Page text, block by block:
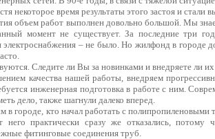
некоторое время результаты этого застоя и стали
объем работ выполнен довольно большой. Мы
момент не существует. За последние три
электроснабжения – не было. Но жилфонд в городе
Следите ли Вы за новинками и внедряете ли
качества нашей работы, внедряем
инженерная подготовка в работе с ним.
дело, также шагнули далеко вперед.
городе, кто начал работать с полипропиленовыми
него практически сразу же отказались, потому
фитинговые соединения труб.